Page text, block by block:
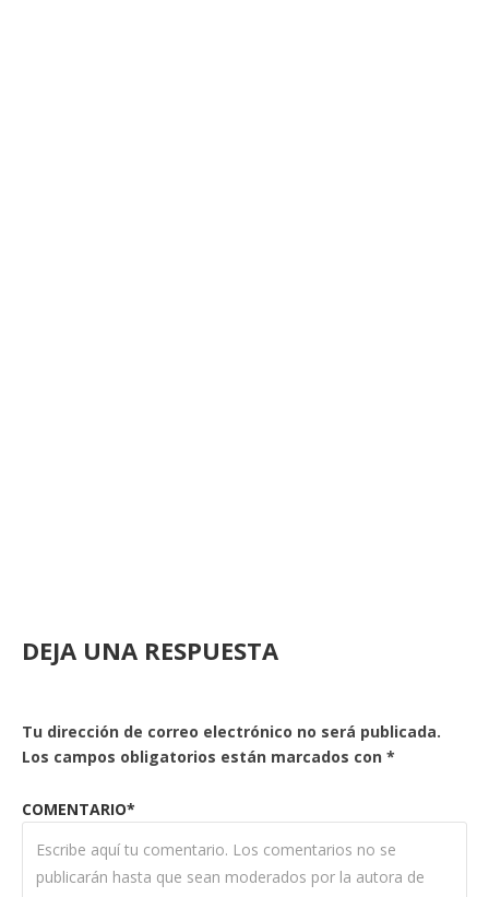
DEJA UNA RESPUESTA
Tu dirección de correo electrónico no será publicada.
Los campos obligatorios están marcados con *
COMENTARIO*